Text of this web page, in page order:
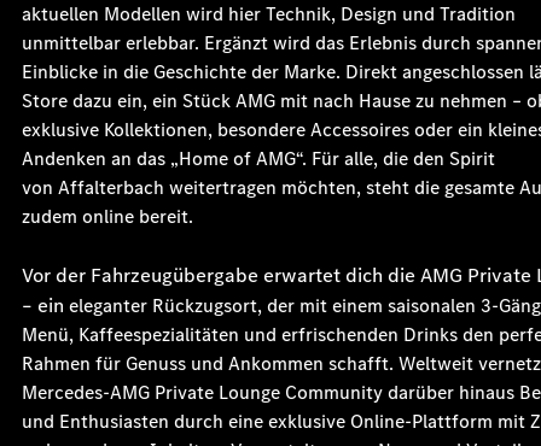
aktuellen Modellen wird hier Technik, Design und Tradition
unmittelbar erlebbar. Ergänzt wird das Erlebnis durch
Einblicke in die Geschichte der Marke. Direkt angeschlossen
Store dazu ein, ein Stück AMG mit nach Hause zu nehmen –
exklusive Kollektionen, besondere Accessoires oderein
Andenken an das „Home of AMG“. Für alle, die den Spirit
von Affalterbach weitertragen möchten, steht die gesamte
zudem online bereit.
Vor der Fahrzeugübergabe erwartet dich die AMG Private
– ein eleganter Rückzugsort, der mit einem saisonalen 3-
Menü, Kaffeespezialitäten und erfrischenden Drinks den
Rahmen für Genuss und Ankommen schafft. Weltweit
Mercedes-AMG Private Lounge Community darüber hinaus
und Enthusiasten durch eineexklusive Online-Plattform mit